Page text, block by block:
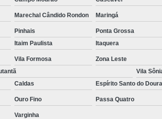
Marechal Cândido Rondon Maringá
Pinhais Ponta Grossa
Itaim Paulista Itaquera
Vila Formosa
Zona Leste
Vila
Caldas Espírito Santo do
Ouro Fino Passa Quatro
Varginha